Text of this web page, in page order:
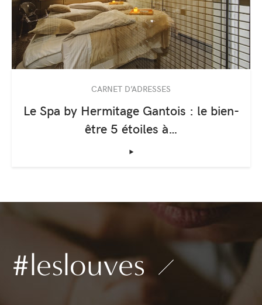
CARNET D’ADRESSES
Le Spa by Hermitage Gantois : le bien-
être 5 étoiles à…
‣
#leslouves